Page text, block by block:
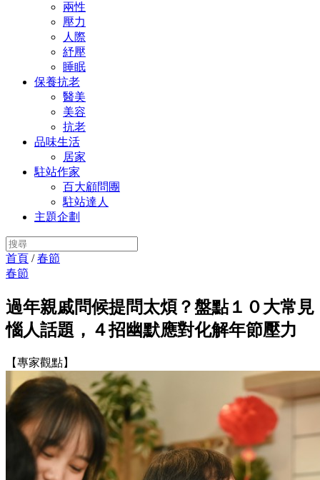
兩性
壓力
人際
紓壓
睡眠
保養抗老
醫美
美容
抗老
品味生活
居家
駐站作家
百大顧問團
駐站達人
主題企劃
首頁 /春節
春節
過年親戚問候提問太煩？盤點１０大常見
惱人話題，４招幽默應對化解年節壓力
【專家觀點】